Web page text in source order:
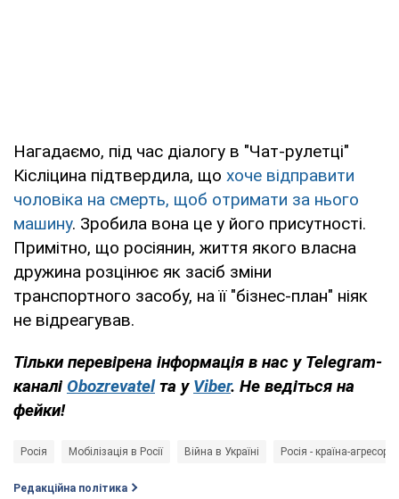
Нагадаємо, під час діалогу в "Чат-рулетці"
Кісліцина підтвердила, що хоче відправити
чоловіка на смерть, щоб отримати за нього
машину. Зробила вона це у його присутності.
Примітно, що росіянин, життя якого власна
дружина розцінює як засіб зміни
транспортного засобу, на її "бізнес-план" ніяк
не відреагував.
Тільки перевірена інформація в нас у Telegram-
каналі Obozrevatel та у Viber. Не ведіться на
фейки!
Росія Мобілізація в Росії Війна в Україні Росія - країна-агресор
Редакційна політика